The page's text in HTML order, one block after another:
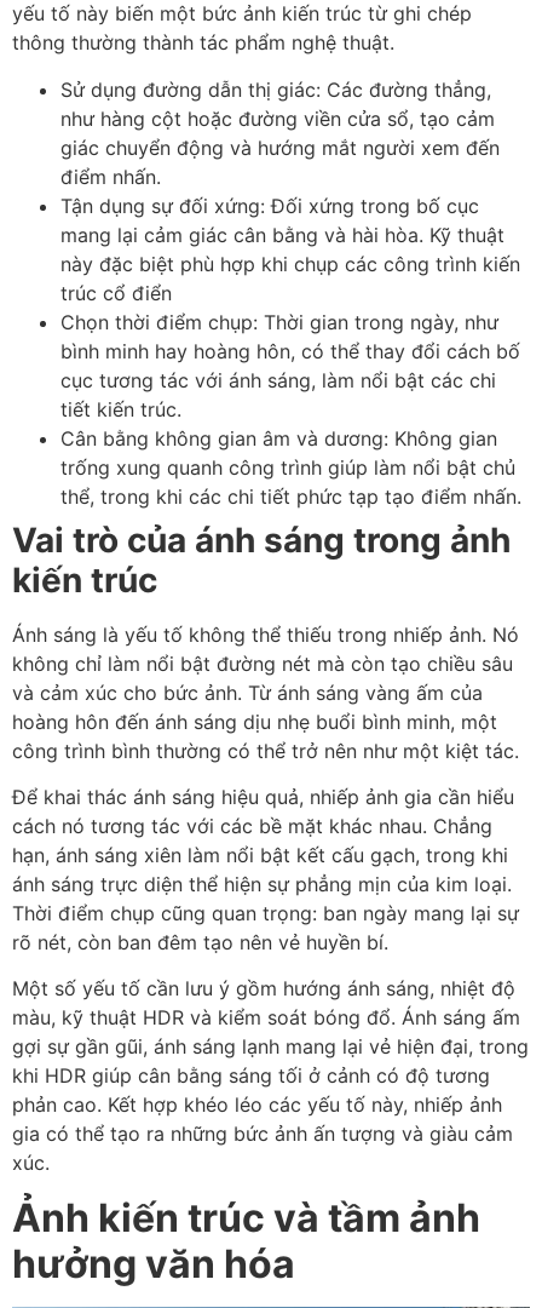
yếu tố này biến một bức ảnh kiến trúc từ ghi chép
thông thường thành tác phẩm nghệ thuật.
Sử dụng đường dẫn thị giác: Các đường thẳng,
như hàng cột hoặc đường viền cửa sổ, tạo cảm
giác chuyển động và hướng mắt người xem đến
điểm nhấn.
Tận dụng sự đối xứng: Đối xứng trong bố cục
mang lại cảm giác cân bằng và hài hòa. Kỹ thuật
này đặc biệt phù hợp khi chụp các công trình kiến
trúc cổ điển
Chọn thời điểm chụp: Thời gian trong ngày, như
bình minh hay hoàng hôn, có thể thay đổi cách bố
cục tương tác với ánh sáng, làm nổi bật các chi
tiết kiến trúc.
Cân bằng không gian âm và dương: Không gian
trống xung quanh công trình giúp làm nổi bật chủ
thể, trong khi các chi tiết phức tạp tạo điểm nhấn.
Vai trò của ánh sáng trong ảnh
kiến trúc
Ánh sáng là yếu tố không thể thiếu trong nhiếp ảnh. Nó
không chỉ làm nổi bật đường nét mà còn tạo chiều sâu
và cảm xúc cho bức ảnh. Từ ánh sáng vàng ấm của
hoàng hôn đến ánh sáng dịu nhẹ buổi bình minh, một
công trình bình thường có thể trở nên như một kiệt tác.
Để khai thác ánh sáng hiệu quả, nhiếp ảnh gia cần hiểu
cách nó tương tác với các bề mặt khác nhau. Chẳng
hạn, ánh sáng xiên làm nổi bật kết cấu gạch, trong khi
ánh sáng trực diện thể hiện sự phẳng mịn của kim loại.
Thời điểm chụp cũng quan trọng: ban ngày mang lại sự
rõ nét, còn ban đêm tạo nên vẻ huyền bí.
Một số yếu tố cần lưu ý gồm hướng ánh sáng, nhiệt độ
màu, kỹ thuật HDR và kiểm soát bóng đổ. Ánh sáng ấm
gợi sự gần gũi, ánh sáng lạnh mang lại vẻ hiện đại, trong
khi HDR giúp cân bằng sáng tối ở cảnh có độ tương
phản cao. Kết hợp khéo léo các yếu tố này, nhiếp ảnh
gia có thể tạo ra những bức ảnh ấn tượng và giàu cảm
xúc.
Ảnh kiến trúc và tầm ảnh
hưởng văn hóa